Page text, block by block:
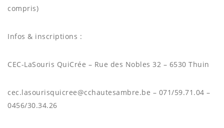
compris)
Infos & inscriptions :
CEC-LaSouris QuiCrée – Rue des Nobles 32 – 6530 Thuin
cec.lasourisquicree@cchautesambre.be – 071/59.71.04 –
0456/30.34.26